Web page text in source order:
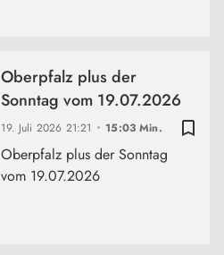
bookmark_border
19. Juli 2026 21:21 15:03 Min.
Oberpfalz plus der
Sonntag vom 19.07.2026
Oberpfalz plus der Sonntag
vom 19.07.2026